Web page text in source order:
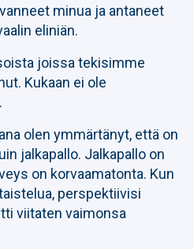
minua ja antaneet
eliniän.
joissa tekisimme
Kukaan ei ole
olen ymmärtänyt, että on
jalkapallo. Jalkapallo on
on korvaamatonta. Kun
perspektiivisi
viitaten vaimonsa